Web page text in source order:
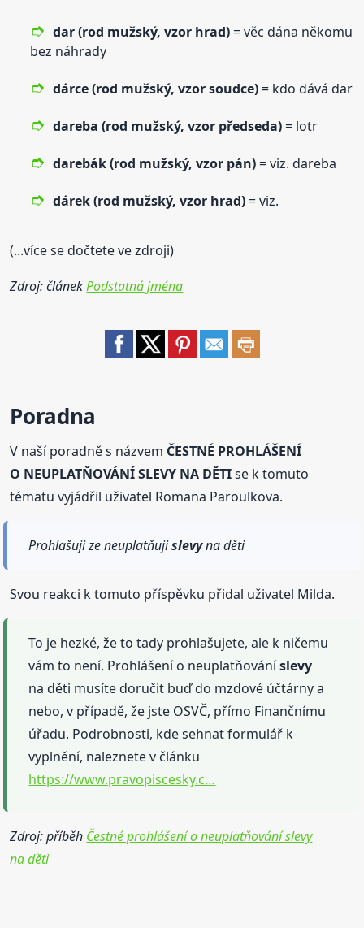
dar (rod mužský,vzor hrad)= věc dána někomu
bez náhrady
dárce (rod mužský,vzorsoudce)= kdo dává dar
dareba (rod mužský,vzor předseda)= lotr
darebák (rod mužský,vzor pán)= viz. dareba
dárek (rod mužský,vzor hrad)= viz.
(...více se dočtete ve zdroji)
Zdroj: článekPodstatná jména
Poradna
V naší poradně s názvem ČESTNÉ PROHLÁŠENÍ
O NEUPLATŇOVÁNÍ SLEVY NA DĚTIse k tomuto
tématu vyjádřil uživatel Romana Paroulkova.
Prohlašuji ze neuplatňujislevyna děti
Svou reakci k tomuto příspěvku přidal uživatel Milda.
To je hezké, že to tady prohlašujete, ale k ničemu
vám to není. Prohlášení o neuplatňováníslevy
na děti musíte doručit buď do mzdové účtárny a
nebo, v případě, že jste OSVČ, přímo Finančnímu
úřadu. Podrobnosti, kde sehnat formulář k
vyplnění, naleznete v článku
https://www.pravopiscesky.c…
Zdroj: příběh Čestné prohlášení o neuplatňování slevy
na děti